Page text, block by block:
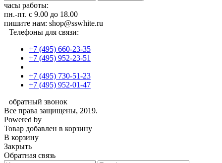
часы работы:
пн.-пт. с 9.00 до 18.00
пишите нам: shop@sswhite.ru
Телефоны для связи:
+7 (495) 660-23-35
+7 (495) 952-23-51
+7 (495) 730-51-23
+7 (495) 952-01-47
обратный звонок
Все права защищены, 2019.
Powered by
Товар добавлен в корзину
В корзину
Закрыть
Обратная связь